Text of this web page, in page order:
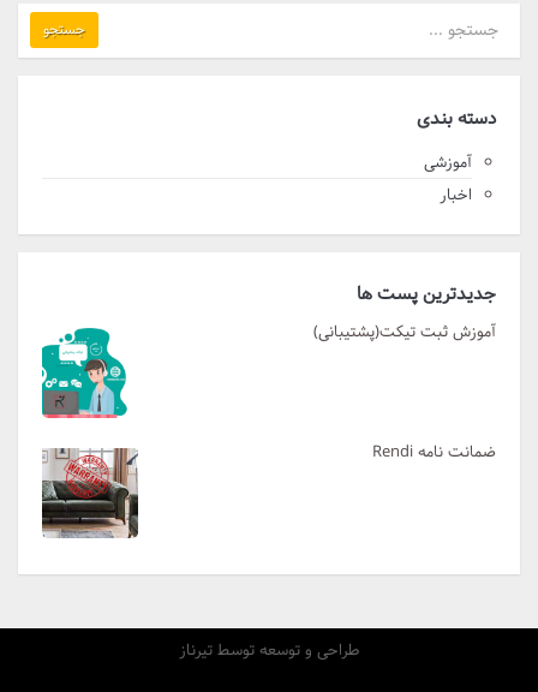
جستجو
دسته بندی
آموزشی
اخبار
جدیدترین پست ها
آموزش ثبت تیکت(پشتیبانی)
ضمانت نامه Rendi
طراحی و توسعه توسط تیرناز